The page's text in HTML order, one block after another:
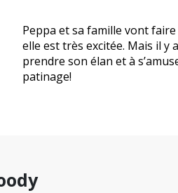
Peppa et sa famille vont faire
elle est très excitée. Mais il y
prendre son élan et à
patinage!